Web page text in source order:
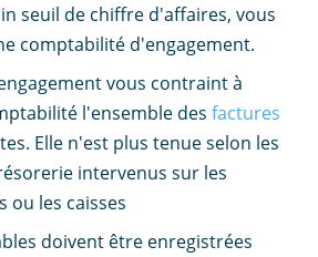
seuil de chiffre d'affaires, vous
comptabilité d'engagement.
vous contraint à
l'ensemble des factures
Elle n'est plus tenue selon les
intervenus sur les
ou les caisses
doivent être enregistrées